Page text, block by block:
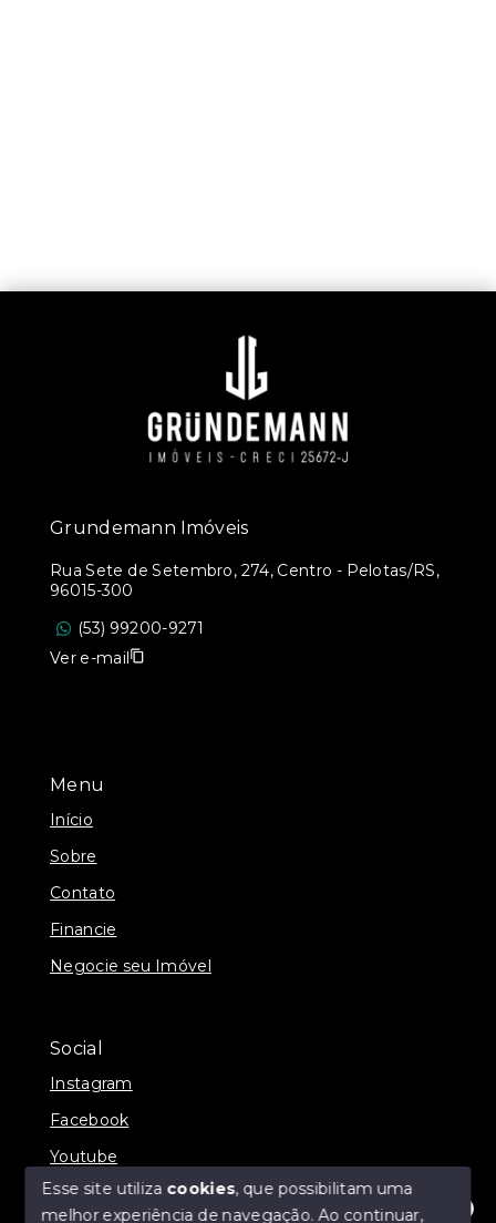
Menu
Início
Sobre
Contato
Financie
Negocie seu Imóvel
Social
Instagram
Facebook
Youtube
Grundemann Imóveis
Rua Sete de Setembro, 274, Centro - Pelotas/RS,
96015-300
(53) 99200-9271
Ver e-mail
Esse site utiliza cookies, que possibilitam uma
melhor experiência de navegação.Ao continuar,